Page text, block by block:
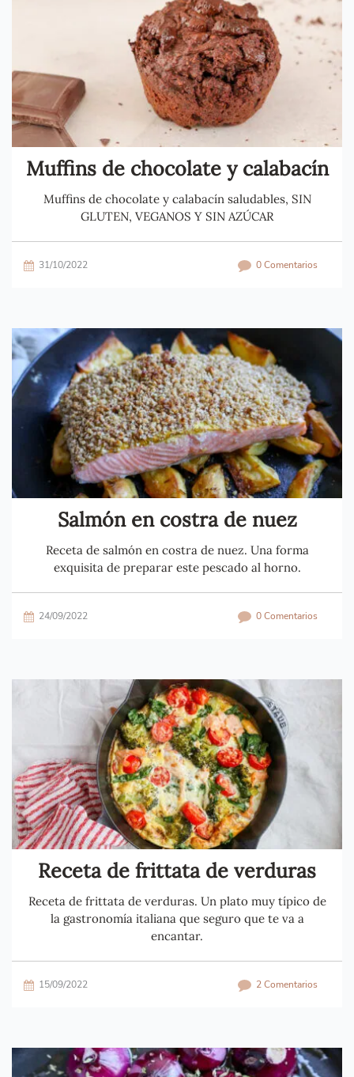
Muffins de chocolate y calabacín
Muffins de chocolate y calabacín saludables, SIN
GLUTEN, VEGANOS Y SIN AZÚCAR
31/10/2022 0 Comentarios
Salmón en costra de nuez
Receta de salmón en costra de nuez. Una forma
exquisita de preparar este pescado al horno.
24/09/2022 0 Comentarios
Receta de frittata de verduras
Receta de frittata de verduras. Un plato muy típico de
la gastronomía italiana que seguro que te va a
encantar.
15/09/2022 2 Comentarios